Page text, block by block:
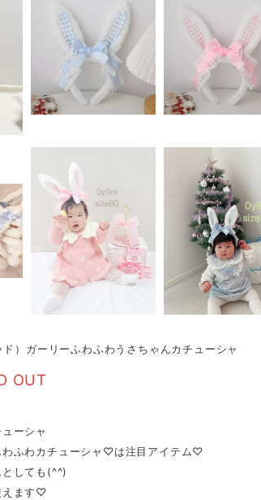
ド）ガーリーふわふわうさちゃんカチューシャ
OUT
ーシャ
わふわカチューシャ♡は注目アイテム♡
しても(^^)
えます♡